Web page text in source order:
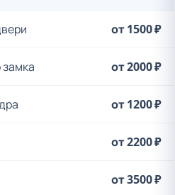
от 1500 ₽
от 2000 ₽
от 1200 ₽
от 2200 ₽
от 3500 ₽